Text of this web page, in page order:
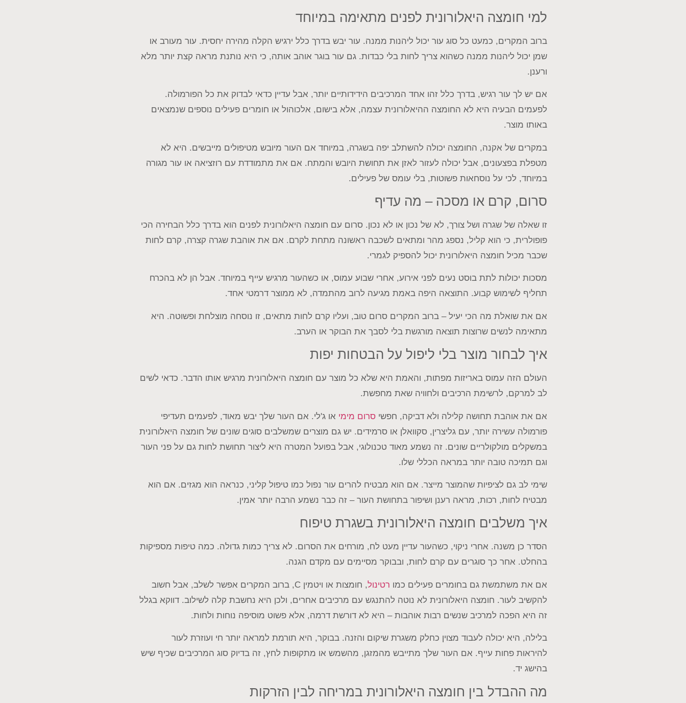
למי חומצה היאלורונית לפנים מתאימה במיוחד
ברוב המקרים, כמעט כל סוג עור יכול ליהנות ממנה. עור יבש בדרך כלל ירגיש הקלה מהירה יחסית. עור מעורב או
שמן יכול ליהנות ממנה כשהוא צריך לחות בלי כבדות. גם עור בוגר אוהב אותה, כי היא נותנת מראה קצת יותר מלא
ורענן.
אם יש לך עור רגיש, בדרך כלל זהו אחד המרכיבים הידידותיים יותר, אבל עדיין כדאי לבדוק את כל הפורמולה.
לפעמים הבעיה היא לא החומצה ההיאלורונית עצמה, אלא בישום, אלכוהול או חומרים פעילים נוספים שנמצאים
באותו מוצר.
במקרים של אקנה, החומצה יכולה להשתלב יפה בשגרה, במיוחד אם העור מיובש מטיפולים מייבשים. היא לא
מטפלת בפצעונים, אבל יכולה לעזור לאזן את תחושת היובש והמתח. אם את מתמודדת עם רוזציאה או עור מגורה
במיוחד, לכי על נוסחאות פשוטות, בלי עומס של פעילים.
סרום, קרם או מסכה – מה עדיף
זו שאלה של שגרה ושל צורך, לא של נכון או לא נכון. סרום עם חומצה היאלורונית לפנים הוא בדרך כלל הבחירה הכי
פופולרית, כי הוא קליל, נספג מהר ומתאים לשכבה ראשונה מתחת לקרם. אם את אוהבת שגרה קצרה, קרם לחות
שכבר מכיל חומצה היאלורונית יכול להספיק לגמרי.
מסכות יכולות לתת בוסט נעים לפני אירוע, אחרי שבוע עמוס, או כשהעור מרגיש עייף במיוחד. אבל הן לא בהכרח
תחליף לשימוש קבוע. התוצאה היפה באמת מגיעה לרוב מהתמדה, לא ממוצר דרמטי אחד.
אם את שואלת מה הכי יעיל – ברוב המקרים סרום טוב, ועליו קרם לחות מתאים, זו נוסחה מוצלחת ופשוטה. היא
מתאימה לנשים שרוצות תוצאה מורגשת בלי לסבך את הבוקר או הערב.
איך לבחור מוצר בלי ליפול על הבטחות יפות
העולם הזה עמוס באריזות מפתות, והאמת היא שלא כל מוצר עם חומצה היאלורונית מרגיש אותו הדבר. כדאי לשים
לב למרקם, לרשימת הרכיבים ולחוויה שאת מחפשת.
אם את אוהבת תחושה קלילה ולא דביקה, חפשי סרום מימי או ג'לי. אם העור שלך יבש מאוד, לפעמים תעדיפי
פורמולה עשירה יותר, עם גליצרין, סקוואלן או סרמידים. יש גם מוצרים שמשלבים סוגים שונים של חומצה היאלורונית
במשקלים מולקולריים שונים. זה נשמע מאוד טכנולוגי, אבל בפועל המטרה היא ליצור תחושת לחות גם על פני העור
וגם תמיכה טובה יותר במראה הכללי שלו.
שימי לב גם לציפיות שהמוצר מייצר. אם הוא מבטיח להרים עור נפול כמו טיפול קליני, כנראה הוא מגזים. אם הוא
מבטיח לחות, רכות, מראה רענן ושיפור בתחושת העור – זה כבר נשמע הרבה יותר אמין.
איך משלבים חומצה היאלורונית בשגרת טיפוח
הסדר כן משנה. אחרי ניקוי, כשהעור עדיין מעט לח, מורחים את הסרום. לא צריך כמות גדולה. כמה טיפות מספיקות
בהחלט. אחר כך סוגרים עם קרם לחות, ובבוקר מסיימים עם מקדם הגנה.
אם את משתמשת גם בחומרים פעילים כמו רטינול
, חומצות או ויטמין C, ברוב המקרים אפשר לשלב, אבל חשוב
להקשיב לעור. חומצה היאלורונית לא נוטה להתנגש עם מרכיבים אחרים, ולכן היא נחשבת קלה לשילוב. דווקא בגלל
זה היא הפכה למרכיב שנשים רבות אוהבות – היא לא דורשת דרמה, אלא פשוט מוסיפה נוחות ולחות.
בלילה, היא יכולה לעבוד מצוין כחלק משגרת שיקום והזנה. בבוקר, היא תורמת למראה יותר חי ועוזרת לעור
להיראות פחות עייף. אם העור שלך מתייבש מהמזגן, מהשמש או מתקופות לחץ, זה בדיוק סוג המרכיבים שכיף שיש
בהישג יד.
מה ההבדל בין חומצה היאלורונית במריחה לבין הזרקות